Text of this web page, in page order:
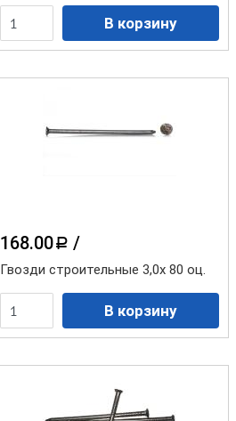
168.00 a /
Гвозди строительные 3,0х 80 оц.